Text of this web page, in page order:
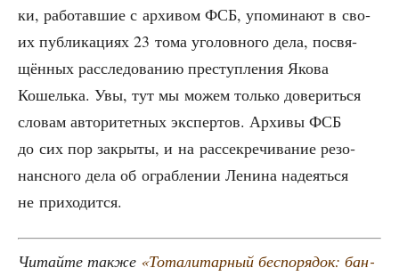
ки, рабо­тав­шие с архи­вом ФСБ, упо­ми­на­ют в сво­
их пуб­ли­ка­ци­ях 23 тома уго­лов­но­го дела, посвя­
щён­ных рас­сле­до­ва­нию пре­ступ­ле­ния Яко­ва
Кошель­ка. Увы, тут мы можем толь­ко дове­рить­ся
сло­вам авто­ри­тет­ных экс­пер­тов. Архи­вы ФСБ
до сих пор закры­ты, и на рас­сек­ре­чи­ва­ние резо­
нанс­но­го дела об ограб­ле­нии Лени­на наде­ять­ся
не приходится.
Читай­те так­же «Тота­ли­тар­ный бес­по­ря­док: бан­